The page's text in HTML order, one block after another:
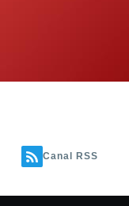
Canal RSS